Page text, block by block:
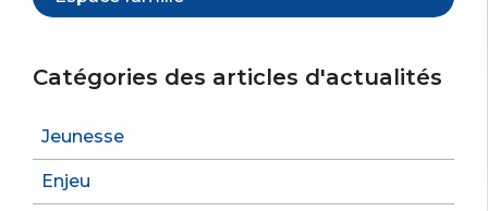
Catégories des articles d'actualités
Jeunesse
Enjeu